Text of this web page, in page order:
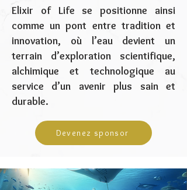
Elixir of Life se positionne ainsi
comme un pont entre tradition et
innovation, où l’eau devient un
terrain d’exploration scientifique,
alchimique et technologique au
service d’un avenir plus sain et
durable.
Devenez sponsor